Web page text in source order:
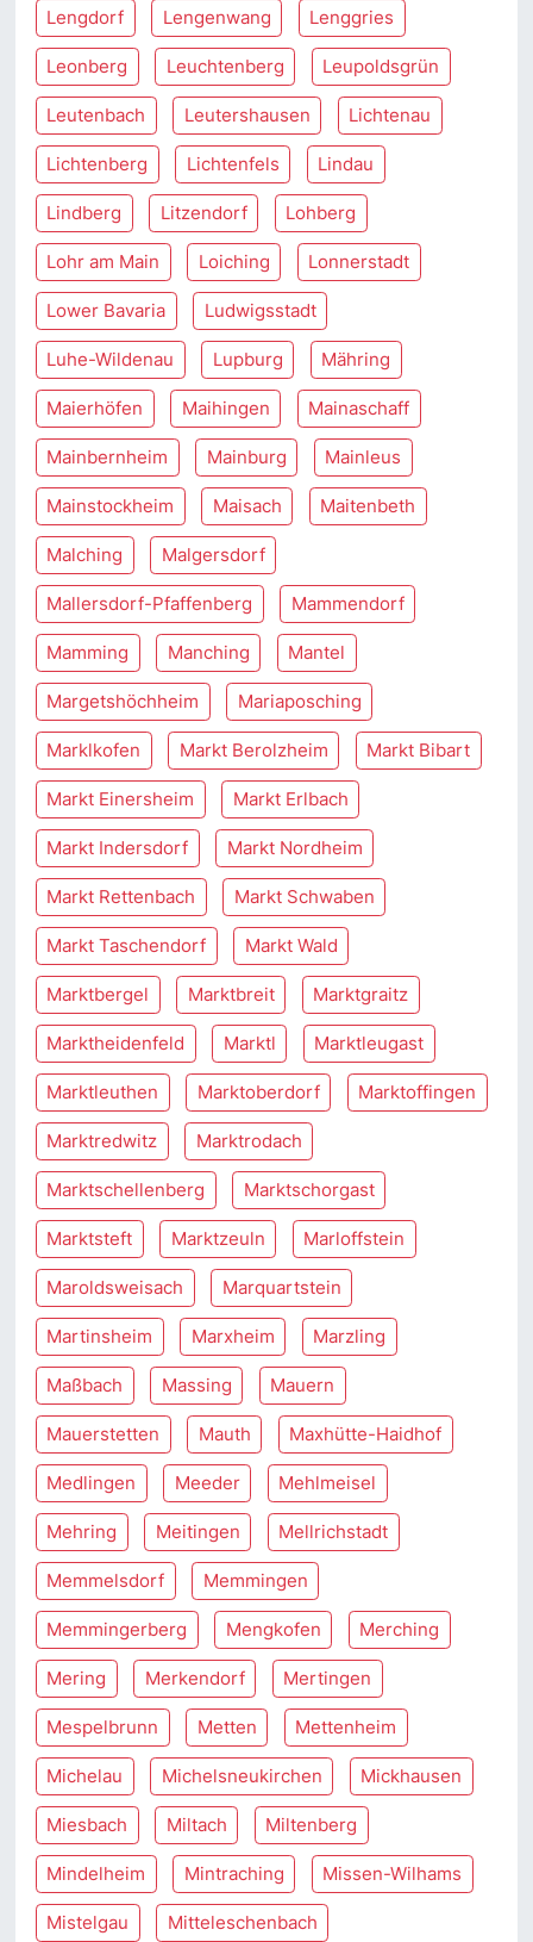
Lengdorf Lengenwang Lenggries
Leonberg Leuchtenberg Leupoldsgrün
Leutenbach Leutershausen Lichtenau
Lichtenberg Lichtenfels Lindau
Lindberg Litzendorf Lohberg
Lohr am Main Loiching Lonnerstadt
Lower Bavaria Ludwigsstadt
Luhe-Wildenau Lupburg Mähring
Maierhöfen Maihingen Mainaschaff
Mainbernheim Mainburg Mainleus
Mainstockheim Maisach Maitenbeth
Malching Malgersdorf
Mallersdorf-Pfaffenberg Mammendorf
Mamming Manching Mantel
Margetshöchheim Mariaposching
Marklkofen Markt Berolzheim Markt Bibart
Markt Einersheim Markt Erlbach
Markt Indersdorf Markt Nordheim
Markt Rettenbach Markt Schwaben
Markt Taschendorf Markt Wald
Marktbergel Marktbreit Marktgraitz
Marktheidenfeld Marktl Marktleugast
Marktleuthen Marktoberdorf Marktoffingen
Marktredwitz Marktrodach
Marktschellenberg Marktschorgast
Marktsteft Marktzeuln Marloffstein
Maroldsweisach Marquartstein
Martinsheim Marxheim Marzling
Maßbach Massing Mauern
Mauerstetten Mauth Maxhütte-Haidhof
Medlingen Meeder Mehlmeisel
Mehring Meitingen Mellrichstadt
Memmelsdorf Memmingen
Memmingerberg Mengkofen Merching
Mering Merkendorf Mertingen
Mespelbrunn Metten Mettenheim
Michelau Michelsneukirchen Mickhausen
Miesbach Miltach Miltenberg
Mindelheim Mintraching Missen-Wilhams
Mistelgau Mitteleschenbach